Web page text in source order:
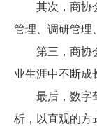
其次，商协会
管理、调研管理
第三，商协会
业生涯中不断成
最后，数字驾
析，以直观的方